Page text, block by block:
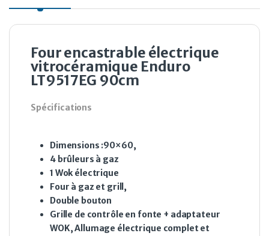
Four encastrable électrique
vitrocéramique Enduro
LT9517EG 90cm
Spécifications
Dimensions :90×60,
4 brûleurs à gaz
1 Wok électrique
Four à gaz et grill,
Double bouton
Grille de contrôle en fonte + adaptateur
WOK, Allumage électrique complet et